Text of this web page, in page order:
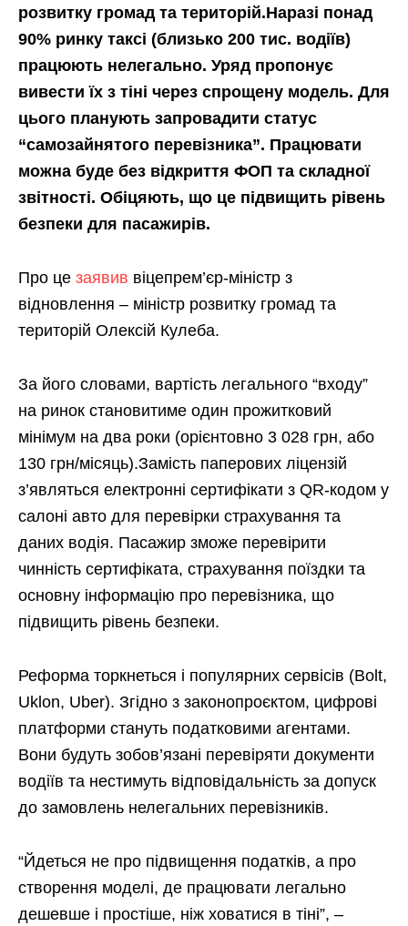
розвитку громад та територій.Наразі понад
90% ринку таксі (близько 200 тис. водіїв)
працюють нелегально. Уряд пропонує
вивести їх з тіні через спрощену модель. Для
цього планують запровадити статус
“самозайнятого перевізника”. Працювати
можна буде без відкриття ФОП та складної
звітності. Обіцяють, що це підвищить рівень
безпеки для пасажирів.
Про це заявив віцепрем’єр-міністр з
відновлення – міністр розвитку громад та
територій Олексій Кулеба.
За його словами, вартість легального “входу”
на ринок становитиме один прожитковий
мінімум на два роки (орієнтовно 3 028 грн, або
130 грн/місяць).Замість паперових ліцензій
з’являться електронні сертифікати з QR-кодом у
салоні авто для перевірки страхування та
даних водія. Пасажир зможе перевірити
чинність сертифіката, страхування поїздки та
основну інформацію про перевізника, що
підвищить рівень безпеки.
Реформа торкнеться і популярних сервісів (Bolt,
Uklon, Uber). Згідно з законопроєктом, цифрові
платформи стануть податковими агентами.
Вони будуть зобов’язані перевіряти документи
водіїв та нестимуть відповідальність за допуск
до замовлень нелегальних перевізників.
“Йдеться не про підвищення податків, а про
створення моделі, де працювати легально
дешевше і простіше, ніж ховатися в тіні”, –